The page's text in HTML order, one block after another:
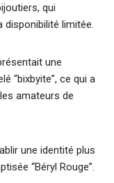
qui
disponibilité limitée.
une
“bixbyite”, ce qui a
amateurs de
une identité plus
“Béryl Rouge”.